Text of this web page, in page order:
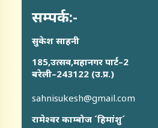
सम्पर्क:-
सुकेश साहनी
185,उत्सव,महानगर पार्ट–2
बरेली–243122 (उ.प्र.)
sahnisukesh@gmail.com
रामेश्वर काम्बोज ´हिमांशु´